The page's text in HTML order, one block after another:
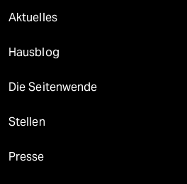
Aktuelles
Hausblog
Die Seitenwende
Stellen
Presse